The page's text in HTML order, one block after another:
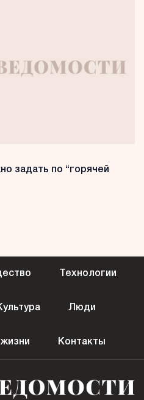
задать по “горячей
Технологии
Люди
Контакты